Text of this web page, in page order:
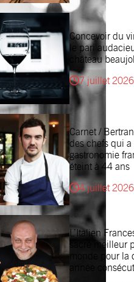
Concevoir du
le pari
château
7 juillet 2026
Carnet /
des chefs qui a
gastronomie
éteint à 44 ans
4 juillet 2026
L’Italien
sacré meilleur
monde pour
année